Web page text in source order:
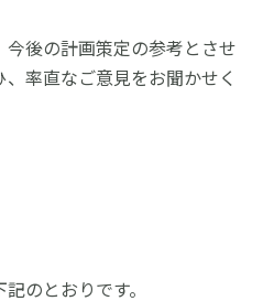
0151
後の計画策定の参考とさせ
率直なご意見をお聞かせく
のとおりです。